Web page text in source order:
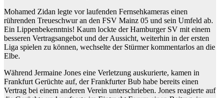
Mohamed Zidan legte vor laufenden Fernsehkameras einen
rührenden Treueschwur an den FSV Mainz 05 und sein Umfeld ab.
Ein Lippenbekenntnis! Kaum lockte der Hamburger SV mit einem
besseren Vertragsangebot und der Aussicht, weiterhin in der ersten
Liga spielen zu können, wechselte der Stürmer kommentarlos an die
Elbe.
Während Jermaine Jones eine Verletzung auskurierte, kamen in
Frankfurt Gerüchte auf, der Frankfurter Bub habe bereits einen
Vertrag bei einem anderen Verein unterschrieben. Jones reagierte auf